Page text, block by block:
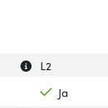
Uitleg over
Verberg uitleg
L2
Ja